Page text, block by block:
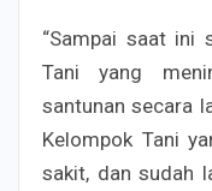
“Sampai saat ini
Tani yang
santunan secara
Kelompok Tani
sakit, dan sudah